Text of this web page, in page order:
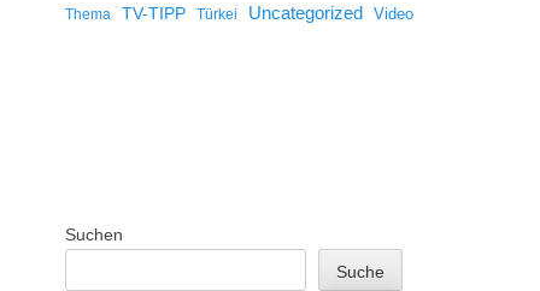
Thema TV-TIPP Türkei Uncategorized Video
Suchen
Suche